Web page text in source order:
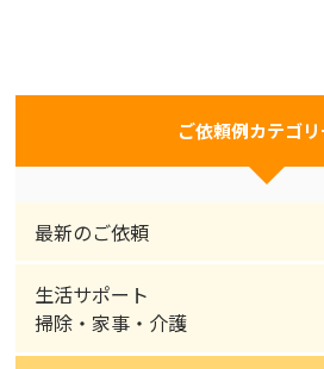
ご依頼例カテゴ
最新のご依頼
生活サポート
掃除・家事・介護